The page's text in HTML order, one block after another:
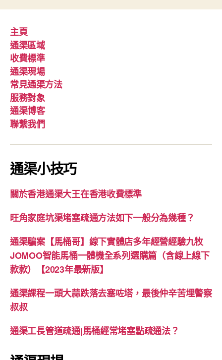
主頁
通渠區域
收費標準
通渠現場
常見通渠方法
服務對象
通渠博客
聯繫我們
通渠小技巧
關於香港通渠大王在香港收費標準
旺角家庭坑渠堵塞疏通方法如下一般分為幾種？
通渠騙案【馬桶哥】線下實體店多年經營經驗九牧
JOMOO智能馬桶一體機全系列選購篇（含線上線下
款款）【2023年最新版】
通渠課程一頭大蒜跌落去塞咗塔，最後仲辛苦埋警察
叔叔
通渠工長管道疏通|馬桶經常堵塞點疏通法？